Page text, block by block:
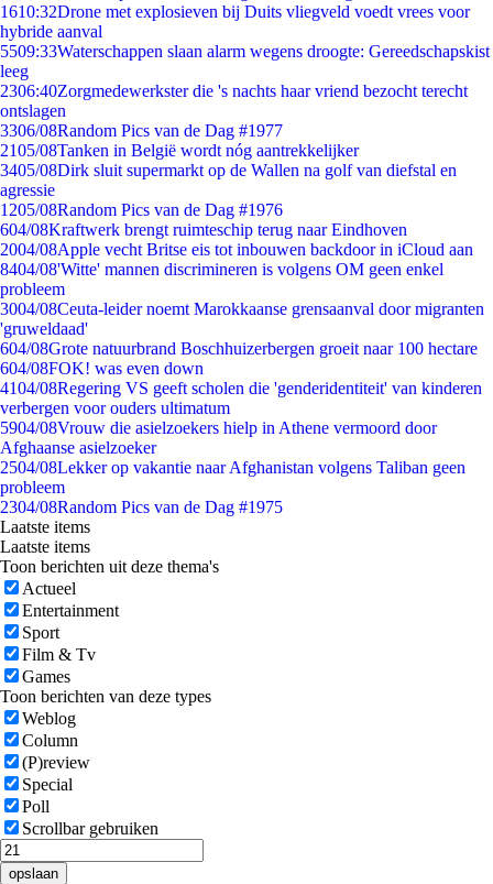
1610:32Drone met explosieven bij Duits vliegveld voedt vrees voor
hybride aanval
5509:33Waterschappen slaan alarm wegens droogte: Gereedschapskist
leeg
2306:40Zorgmedewerkster die 's nachts haar vriend bezocht terecht
ontslagen
3306/08Random Pics van de Dag #1977
2105/08Tanken in België wordt nóg aantrekkelijker
3405/08Dirk sluit supermarkt op de Wallen na golf van diefstal en
agressie
1205/08Random Pics van de Dag #1976
604/08Kraftwerk brengt ruimteschip terug naar Eindhoven
2004/08Apple vecht Britse eis tot inbouwen backdoor in iCloud aan
8404/08'Witte' mannen discrimineren is volgens OM geen enkel
probleem
3004/08Ceuta-leider noemt Marokkaanse grensaanval door migranten
'gruweldaad'
604/08Grote natuurbrand Boschhuizerbergen groeit naar 100 hectare
604/08FOK! was even down
4104/08Regering VS geeft scholen die 'genderidentiteit' van kinderen
verbergen voor ouders ultimatum
5904/08Vrouw die asielzoekers hielp in Athene vermoord door
Afghaanse asielzoeker
2504/08Lekker op vakantie naar Afghanistan volgens Taliban geen
probleem
2304/08Random Pics van de Dag #1975
Laatste items
Laatste items
Toon berichten uit deze thema's
Actueel
Entertainment
Sport
Film & Tv
Games
Toon berichten van deze types
Weblog
Column
(P)review
Special
Poll
Scrollbar gebruiken
opslaan